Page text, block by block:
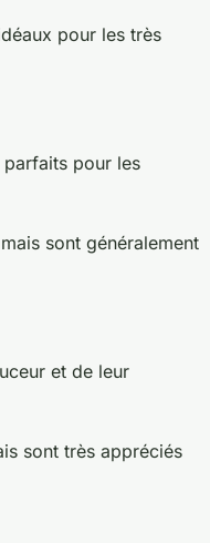
pour les très
parfaits pour les
sont généralement
et de leur
sont très appréciés